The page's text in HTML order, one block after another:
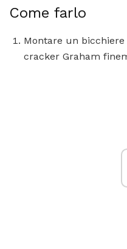
Come farlo
Montare un
cracker Graham